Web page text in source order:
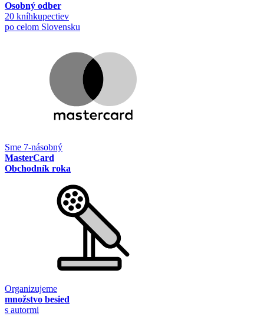
Osobný odber
20 kníhkupectiev
po celom Slovensku
Sme 7-násobný
MasterCard
Obchodník roka
Organizujeme
množstvo besied
s autormi